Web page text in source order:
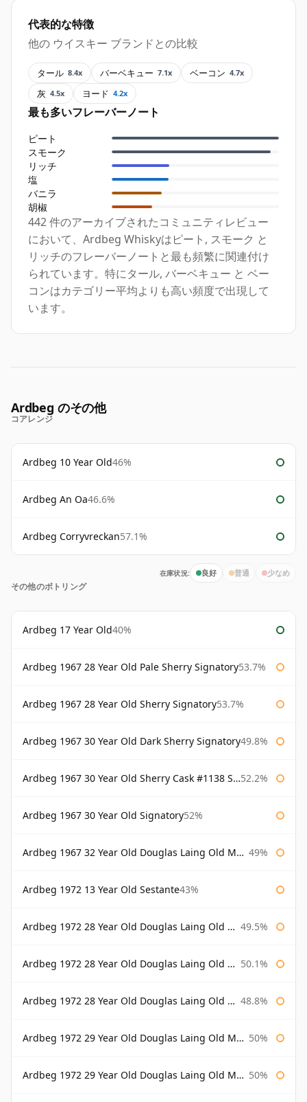
代表的な特徴
他の ウイスキー ブランドとの比較
タール 8.4x バーベキュー 7.1x ベーコン 4.7x
灰 4.5x ヨード 4.2x
最も多いフレーバーノート
ピート
スモーク
リッチ
塩
バニラ
胡椒
442 件のアーカイブされたコミュニティレビュー
において、Ardbeg Whiskyはピート, スモーク と
リッチのフレーバーノートと最も頻繁に関連付け
られています。特にタール, バーベキュー と ベー
コンはカテゴリー平均よりも高い頻度で出現して
います。
Ardbeg のその他
コアレンジ
Ardbeg 10 Year Old46%
Ardbeg An Oa46.6%
Ardbeg Corryvreckan57.1%
在庫状況: 良好 普通 少なめ
その他のボトリング
Ardbeg 17 Year Old40%
Ardbeg 1967 28 Year Old Pale Sherry Signatory53.7%
Ardbeg 1967 28 Year Old Sherry Signatory53.7%
Ardbeg 1967 30 Year Old Dark Sherry Signatory49.8%
Ardbeg 1967 30 Year Old Sherry Cask #1138 Signatory 52.2%
Ardbeg 1967 30 Year Old Signatory52%
Ardbeg 1967 32 Year Old Douglas Laing Old Malt Cask 49%
Ardbeg 1972 13 Year Old Sestante43%
Ardbeg 1972 28 Year Old Douglas Laing Old Malt Cask 49.5%
Ardbeg 1972 28 Year Old Douglas Laing Old Malt Cask Bottled 2000 50.1%
Ardbeg 1972 28 Year Old Douglas Laing Old Malt Cask Bottled 2001 48.8%
Ardbeg 1972 29 Year Old Douglas Laing Old Malt Cask 50%
Ardbeg 1972 29 Year Old Douglas Laing Old Malt Cask Bottled 2001 50%